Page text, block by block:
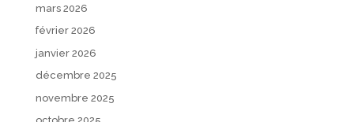
mars 2026
février 2026
janvier 2026
décembre 2025
novembre 2025